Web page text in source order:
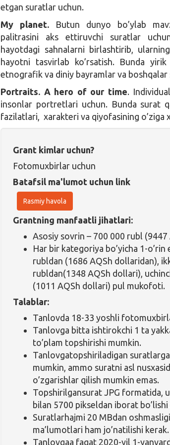
etgan suratlar uchun.
My planet. Butun dunyo bo’ylab
palitrasini aks ettiruvchi suratlar
hayotdagi sahnalarni birlashtirib,
hayotni tasvirlab ko’rsatish. Bunda
etnografik va diniy bayramlar va
Portraits. A hero of our time.
insonlar portretlari uchun. Bunda surat
fazilatlari, xarakteri va qiyofasining o’ziga
Grant kimlar uchun?
Fotomuxbirlar uchun
Batafsil ma'lumot uchun link
Rasmiy havola
Grantning manfaatli jihatlari:
Asosiy sovrin – 700 000 rubl
Har bir kategoriya bo’yicha 1-
rubldan (1686 AQSh dollaridan),
rubldan(1348 AQSh dollari),
(1011 AQSh dollari) pul mukofoti.
Talablar:
Tanlovda 18-33 yoshli
Tanlovga bitta ishtirokchi 1 ta
to’plam topshirishi mumkin.
Tanlovgatopshiriladigan
mumkin, ammo suratni asl
o’zgarishlar qilish mumkin emas.
Topshirilgansurat JPG formatida,
bilan 5700 pikseldan iborat bo’lishi
Suratlarhajmi 20 MBdan
ma’lumotlari ham jo’natilishi kerak.
Tanlovgaa faqat 2020-yil 1-